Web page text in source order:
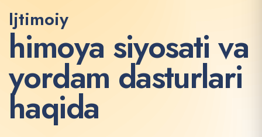
Ijtimoiy
himoya siyosati va
yordam dasturlari
haqida